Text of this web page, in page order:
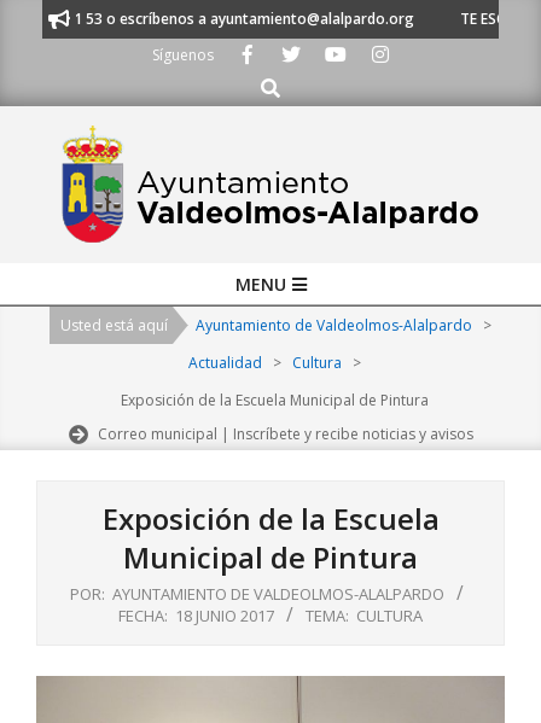
91 620 21 53 o escríbenos a ayuntamiento@alalpardo.org
TE
Síguenos
Buscar
Navigation
MENU
Usted está aquí Ayuntamiento de Valdeolmos-Alalpardo
>
Actualidad
> Cultura
>
Exposición de la Escuela Municipal de Pintura
Correo municipal | Inscríbete y recibe noticias y avisos
Exposición de la Escuela
Municipal de Pintura
POR: AYUNTAMIENTO DE VALDEOLMOS-ALALPARDO
FECHA: 18 JUNIO 2017 TEMA: CULTURA